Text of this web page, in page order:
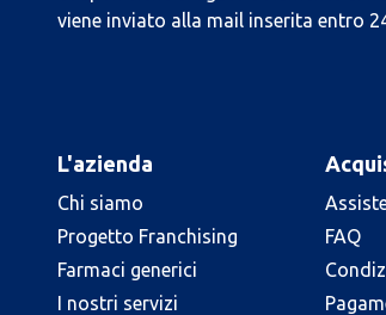
viene inviato alla mail inserita entro
L'azienda
Chi siamo
Progetto Franchising
Farmaci generici
I nostri servizi
FAQ